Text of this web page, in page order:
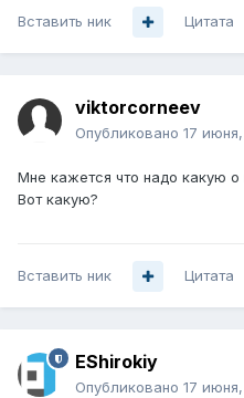
Вставить ник Цитата
viktorcorneev
Опубликовано 17
Мне кажется что надо какую
Вот какую?
Вставить ник Цитата
EShirokiy
Опубликовано 17